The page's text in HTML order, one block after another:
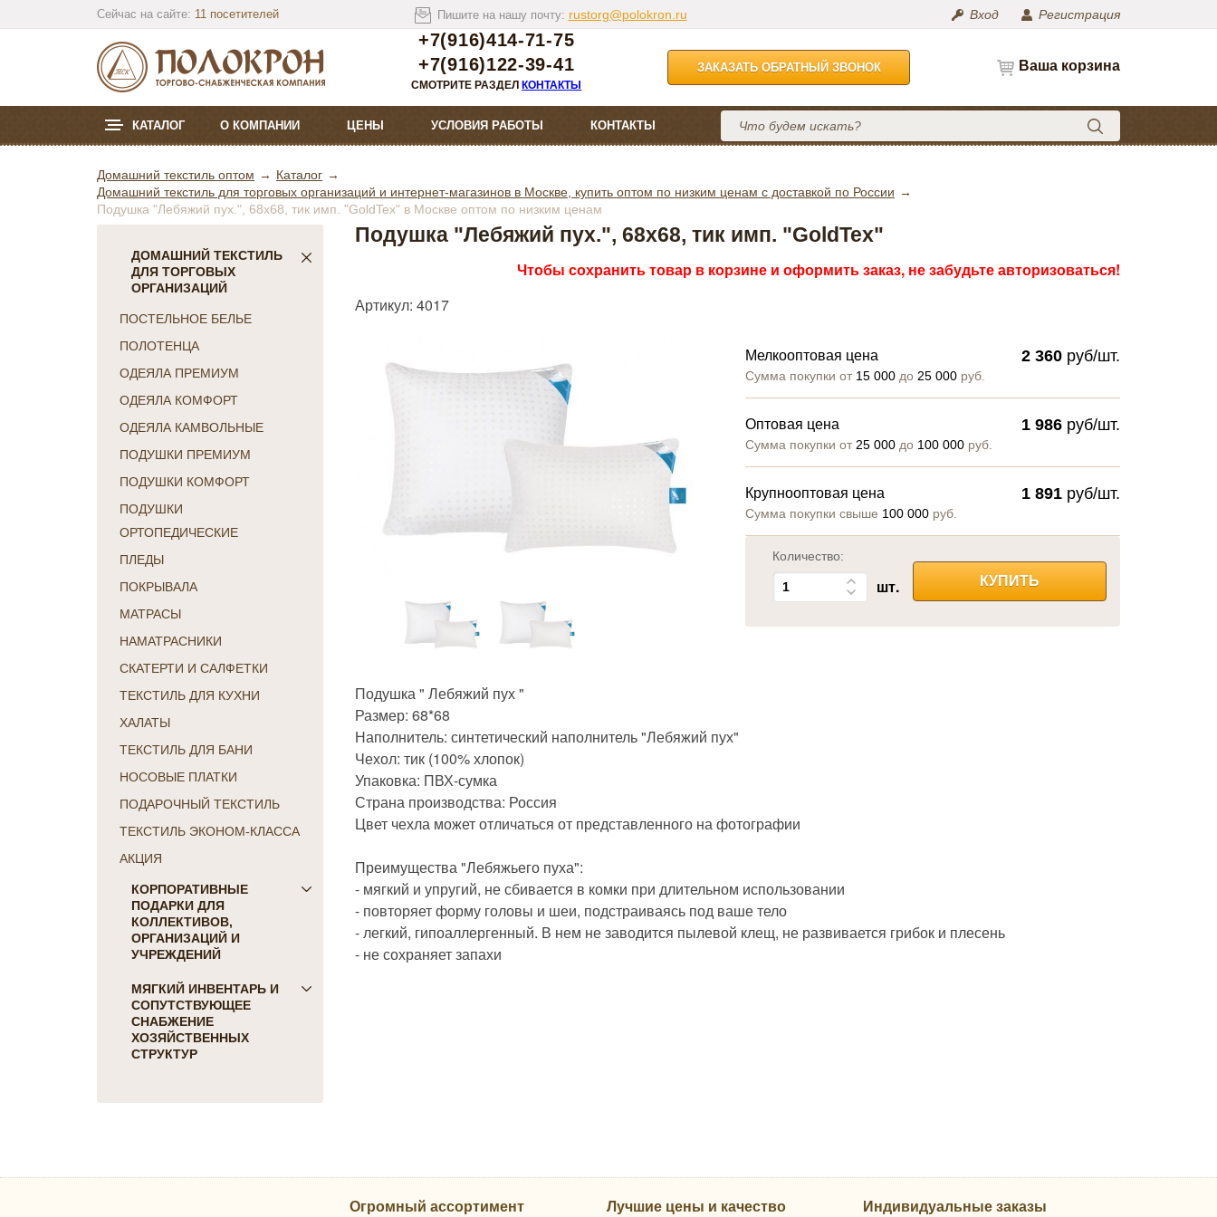
Сейчас на сайте: 11 посетителей Пишите на нашу почту: rustorg@polokron.ru Вход Регистрация
+7(916)414-71-75
+7(916)122-39-41
СМОТРИТЕ РАЗДЕЛКОНТАКТЫ
ЗАКАЗАТЬ ОБРАТНЫЙ ЗВОНОК Ваша корзина
КАТАЛОГ О КОМПАНИИ ЦЕНЫ УСЛОВИЯ РАБОТЫ КОНТАКТЫ
Домашний текстиль оптом
Каталог
Домашний текстиль для торговых организаций и интернет-магазинов в Москве, купить оптом по низким ценам с доставкой по России
Подушка "Лебяжий пух.", 68х68, тик имп. "GoldTex" в Москве оптом по низким ценам
ДОМАШНИЙ ТЕКСТИЛЬ
ДЛЯ ТОРГОВЫХ
ОРГАНИЗАЦИЙ
ПОСТЕЛЬНОЕ БЕЛЬЕ
ПОЛОТЕНЦА
ОДЕЯЛА ПРЕМИУМ
ОДЕЯЛА КОМФОРТ
ОДЕЯЛА КАМВОЛЬНЫЕ
ПОДУШКИ ПРЕМИУМ
ПОДУШКИ КОМФОРТ
ПОДУШКИ
ОРТОПЕДИЧЕСКИЕ
ПЛЕДЫ
ПОКРЫВАЛА
МАТРАСЫ
НАМАТРАСНИКИ
СКАТЕРТИ И САЛФЕТКИ
ТЕКСТИЛЬ ДЛЯ КУХНИ
ХАЛАТЫ
ТЕКСТИЛЬ ДЛЯ БАНИ
НОСОВЫЕ ПЛАТКИ
ПОДАРОЧНЫЙ ТЕКСТИЛЬ
ТЕКСТИЛЬ ЭКОНОМ-КЛАССА
АКЦИЯ
КОРПОРАТИВНЫЕ
ПОДАРКИ ДЛЯ
КОЛЛЕКТИВОВ,
ОРГАНИЗАЦИЙ И
УЧРЕЖДЕНИЙ
ПОДАРКИ ДЛЯ КОГО:
Женщинам
Коллегам
Мужчинам
День Победы
МЯГКИЙ ИНВЕНТАРЬ И
СОПУТСТВУЮЩЕЕ
СНАБЖЕНИЕ
ХОЗЯЙСТВЕННЫХ
СТРУКТУР
Подушка "Лебяжий пух.", 68х68, тик имп. "GoldTex"
Чтобы сохранить товар в корзине и оформить заказ, не забудьте авторизоваться!
Артикул: 4017
Мелкооптовая цена
Сумма покупки от 15 000до 25 000руб.
2 360 руб/шт.
Оптовая цена
Сумма покупки от 25 000до 100 000руб.
1 986 руб/шт.
Крупнооптовая цена
Сумма покупки свыше 100 000руб.
1 891 руб/шт.
Количество:
шт. КУПИТЬ
Подушка " Лебяжий пух "
Размер: 68*68
Наполнитель: синтетический наполнитель "Лебяжий пух"
Чехол: тик (100% хлопок)
Упаковка: ПВХ-сумка
Страна производства: Россия
Цвет чехла может отличаться от представленного на фотографии
Преимущества "Лебяжьего пуха":
- мягкий и упругий, не сбивается в комки при длительном использовании
- повторяет форму головы и шеи, подстраиваясь под ваше тело
- легкий, гипоаллергенный. В нем не заводится пылевой клещ, не развивается грибок и плесень
- не сохраняет запахи
Огромный ассортимент Лучшие цены и качество Индивидуальные заказы